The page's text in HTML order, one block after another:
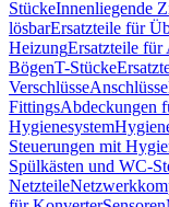
StückeInnenliegende
lösbarErsatzteile für
HeizungErsatzteile für
BögenT-Stücke
VerschlüsseAnschlüsse
FittingsAbdeckungen
Hygienesystem
Steuerungen mit
Spülkästen und WC-
Netzteile